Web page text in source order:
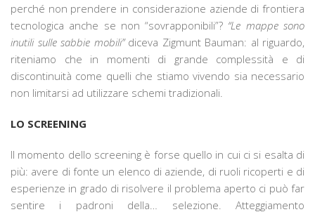
perché non prendere in considerazione aziende di frontiera
tecnologica anche se non “sovrapponibili”? “Le mappe sono
inutili sulle sabbie mobili”diceva Zigmunt Bauman: al riguardo,
riteniamo che in momenti di grande complessità e di
discontinuità come quelli che stiamo vivendo sia necessario
non limitarsi ad utilizzare schemi tradizionali.
LO SCREENING
Il momento dello screening è forse quello in cui ci si esalta di
più: avere di fonte un elenco di aziende, di ruoli ricoperti e di
esperienze in grado di risolvere il problema aperto ci può far
sentire i padroni della… selezione. Atteggiamento